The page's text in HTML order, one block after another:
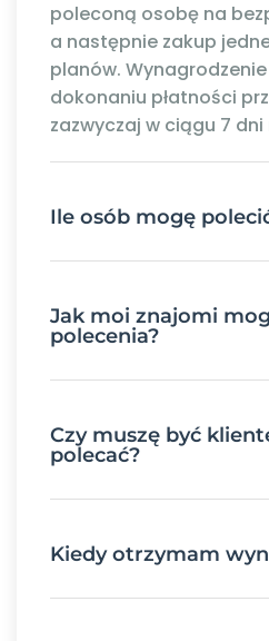
poleconą osobę na
a następnie zakup
planów.
dokonaniu płatności
zazwyczaj w ciągu 7
Ile osób mogę
Jak moi znajomi
polecenia?
Czy muszę być
polecać?
Kiedy otrzymam